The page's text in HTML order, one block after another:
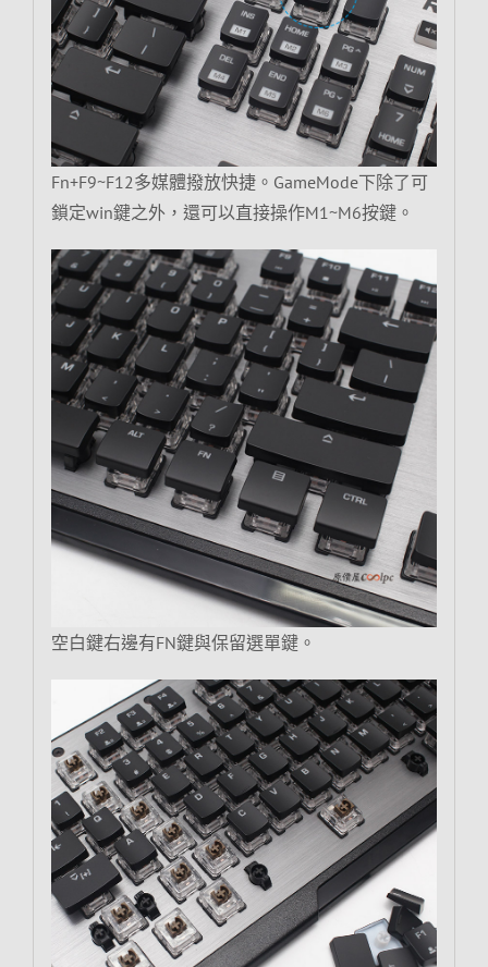
Fn+F9~F12多媒體撥放快捷。GameMode下除了可
鎖定win鍵之外，還可以直接操作M1~M6按鍵。
空白鍵右邊有FN鍵與保留選單鍵。